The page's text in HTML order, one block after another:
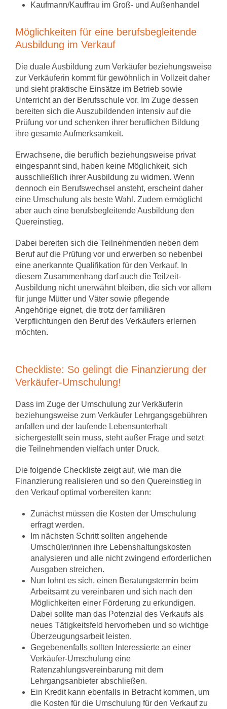
Kaufmann/Kauffrau im Groß- und Außenhandel
Möglichkeiten für eine berufsbegleitende
Ausbildung im Verkauf
Die duale Ausbildung zum Verkäufer beziehungsweise
zur Verkäuferin kommt für gewöhnlich in Vollzeit daher
und sieht praktische Einsätze im Betrieb sowie
Unterricht an der Berufsschule vor. Im Zuge dessen
bereiten sich die Auszubildenden intensiv auf die
Prüfung vor und schenken ihrer beruflichen Bildung
ihre gesamte Aufmerksamkeit.
Erwachsene, die beruflich beziehungsweise privat
eingespannt sind, haben keine Möglichkeit, sich
ausschließlich ihrer Ausbildung zu widmen. Wenn
dennoch ein Berufswechsel ansteht, erscheint daher
eine Umschulung als beste Wahl. Zudem ermöglicht
aber auch eine berufsbegleitende Ausbildung den
Quereinstieg.
Dabei bereiten sich die Teilnehmenden neben dem
Beruf auf die Prüfung vor und erwerben so nebenbei
eine anerkannte Qualifikation für den Verkauf. In
diesem Zusammenhang darf auch die Teilzeit-
Ausbildung nicht unerwähnt bleiben, die sich vor allem
für junge Mütter und Väter sowie pflegende
Angehörige eignet, die trotz der familiären
Verpflichtungen den Beruf des Verkäufers erlernen
möchten.
Checkliste: So gelingt die Finanzierung der
Verkäufer-Umschulung!
Dass im Zuge der Umschulung zur Verkäuferin
beziehungsweise zum Verkäufer Lehrgangsgebühren
anfallen und der laufende Lebensunterhalt
sichergestellt sein muss, steht außer Frage und setzt
die Teilnehmenden vielfach unter Druck.
Die folgende Checkliste zeigt auf, wie man die
Finanzierung realisieren und so den Quereinstieg in
den Verkauf optimal vorbereiten kann:
Zunächst müssen die Kosten der Umschulung
erfragt werden.
Im nächsten Schritt sollten angehende
Umschüler/innen ihre Lebenshaltungskosten
analysieren und alle nicht zwingend erforderlichen
Ausgaben streichen.
Nun lohnt es sich, einen Beratungstermin beim
Arbeitsamt zu vereinbaren und sich nach den
Möglichkeiten einer Förderung zu erkundigen.
Dabei sollte man das Potenzial des Verkaufs als
neues Tätigkeitsfeld hervorheben und so wichtige
Überzeugungsarbeit leisten.
Gegebenenfalls sollten Interessierte an einer
Verkäufer-Umschulung eine
Ratenzahlungsvereinbarung mit dem
Lehrgangsanbieter abschließen.
Ein Kredit kann ebenfalls in Betracht kommen, um
die Kosten für die Umschulung für den Verkauf zu